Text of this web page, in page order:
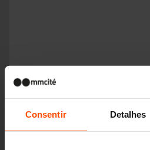
Consentir Detalhes